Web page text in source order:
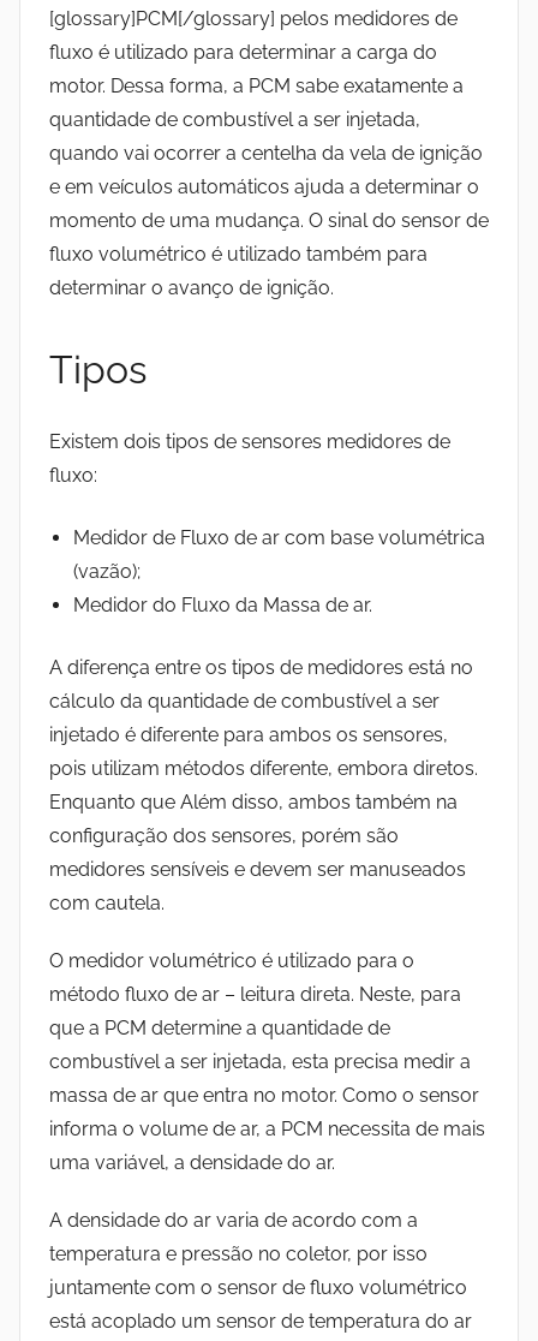
[glossary]PCM[/glossary] pelos medidores de
fluxo é utilizado para determinar a carga do
motor. Dessa forma, a PCM sabe exatamente a
quantidade de combustível a ser injetada,
quando vai ocorrer a centelha da vela de ignição
e em veículos automáticos ajuda a determinar o
momento de uma mudança. O sinal do sensor de
fluxo volumétrico é utilizado também para
determinar o avanço de ignição.
Tipos
Existem dois tipos de sensores medidores de
fluxo:
Medidor de Fluxo de ar com base volumétrica
(vazão);
Medidor do Fluxo da Massa de ar.
A diferença entre os tipos de medidores está no
cálculo da quantidade de combustível a ser
injetado é diferente para ambos os sensores,
pois utilizam métodos diferente, embora diretos.
Enquanto que Além disso, ambos também na
configuração dos sensores, porém são
medidores sensíveis e devem ser manuseados
com cautela.
O medidor volumétrico é utilizado para o
método fluxo de ar – leitura direta. Neste, para
que a PCM determine a quantidade de
combustível a ser injetada, esta precisa medir a
massa de ar que entra no motor. Como o sensor
informa o volume de ar, a PCM necessita de mais
uma variável, a densidade do ar.
A densidade do ar varia de acordo com a
temperatura e pressão no coletor, por isso
juntamente com o sensor de fluxo volumétrico
está acoplado um sensor de temperatura do ar